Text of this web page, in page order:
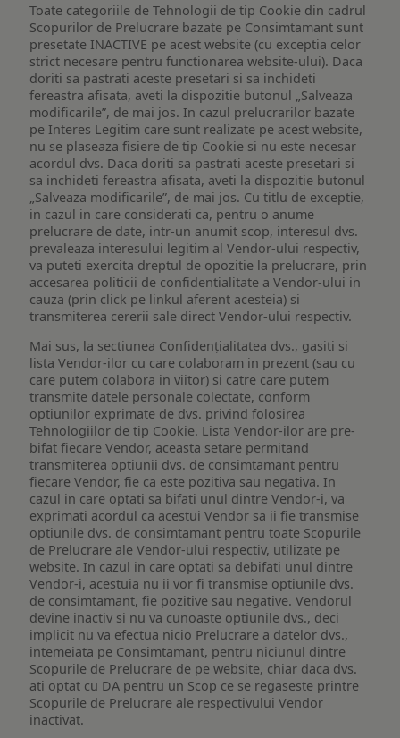
Toate categoriile de Tehnologii de tip Cookie din cadrul
Scopurilor de Prelucrare bazate pe Consimtamant sunt
presetate INACTIVE pe acest website (cu exceptia celor
strict necesare pentru functionarea website-ului). Daca
doriti sa pastrati aceste presetari si sa inchideti
fereastra afisata, aveti la dispozitie butonul „Salveaza
modificarile”, de mai jos. In cazul prelucrarilor bazate
pe Interes Legitim care sunt realizate pe acest website,
nu se plaseaza fisiere de tip Cookie si nu este necesar
acordul dvs. Daca doriti sa pastrati aceste presetari si
sa inchideti fereastra afisata, aveti la dispozitie butonul
„Salveaza modificarile”, de mai jos. Cu titlu de exceptie,
in cazul in care considerati ca, pentru o anume
prelucrare de date, intr-un anumit scop, interesul dvs.
prevaleaza interesului legitim al Vendor-ului respectiv,
va puteti exercita dreptul de opozitie la prelucrare, prin
accesarea politicii de confidentialitate a Vendor-ului in
cauza (prin click pe linkul aferent acesteia) si
transmiterea cererii sale direct Vendor-ului respectiv.
Mai sus, la sectiunea Confidențialitatea dvs., gasiti si
lista Vendor-ilor cu care colaboram in prezent (sau cu
care putem colabora in viitor) si catre care putem
transmite datele personale colectate, conform
optiunilor exprimate de dvs. privind folosirea
Tehnologiilor de tip Cookie. Lista Vendor-ilor are pre-
bifat fiecare Vendor, aceasta setare permitand
transmiterea optiunii dvs. de consimtamant pentru
fiecare Vendor, fie ca este pozitiva sau negativa. In
cazul in care optati sa bifati unul dintre Vendor-i, va
exprimati acordul ca acestui Vendor sa ii fie transmise
optiunile dvs. de consimtamant pentru toate Scopurile
de Prelucrare ale Vendor-ului respectiv, utilizate pe
website. In cazul in care optati sa debifati unul dintre
Vendor-i, acestuia nu ii vor fi transmise optiunile dvs.
de consimtamant, fie pozitive sau negative. Vendorul
devine inactiv si nu va cunoaste optiunile dvs., deci
implicit nu va efectua nicio Prelucrare a datelor dvs.,
intemeiata pe Consimtamant, pentru niciunul dintre
Scopurile de Prelucrare de pe website, chiar daca dvs.
ati optat cu DA pentru un Scop ce se regaseste printre
Scopurile de Prelucrare ale respectivului Vendor
inactivat.